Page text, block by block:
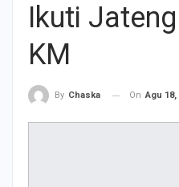
Ikuti
KM
By Chaska On Agu 18,